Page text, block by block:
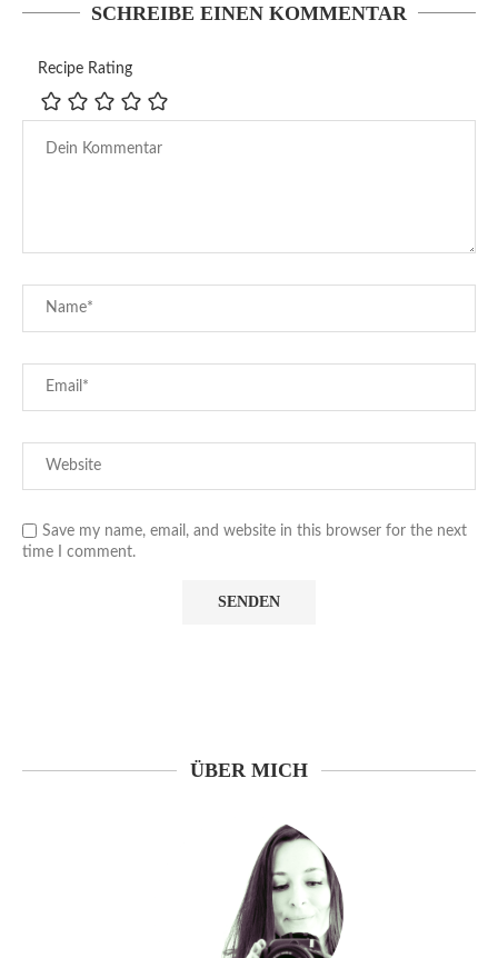
SCHREIBE EINEN KOMMENTAR
Recipe Rating
Save my name, email, and website in this browser for the next
time I comment.
ÜBER MICH